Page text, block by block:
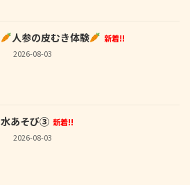
人参の皮むき体験
新着!!
2026-08-03
水あそび③ 新着!!
2026-08-03